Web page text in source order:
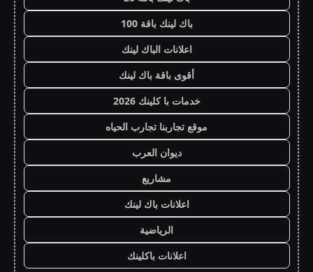
باك لينك باقة 100
اعلانات الباك لينك
أقوى باقة باك لينك
خدمات با كلينك 2026
موقع تجاربنا تجارب الحياه
ديوان العرب
مشاريع
اعلانات باك لينك
الرياضية
اعلانات باكلينك